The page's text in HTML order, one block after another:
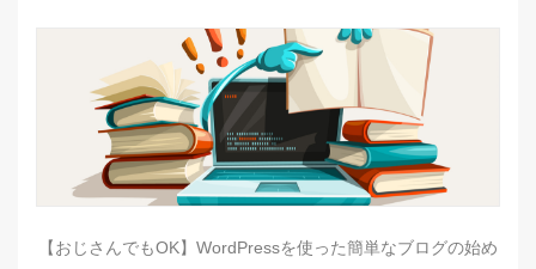
【おじさんでもOK】WordPressを使った簡単なブログの始め